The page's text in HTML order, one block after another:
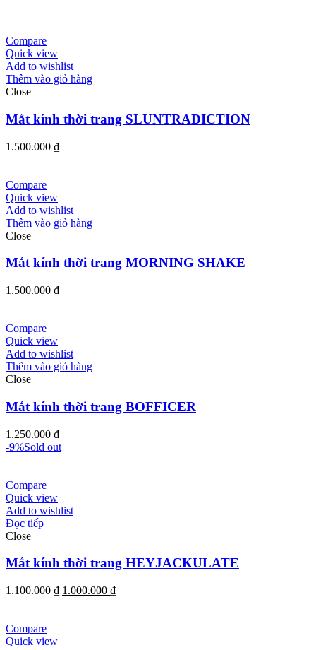
Compare
Quick view
Add to wishlist
Thêm vào giỏ hàng
Close
Mắt kính thời trang SLUNTRADICTION
1.500.000 ₫
Compare
Quick view
Add to wishlist
Thêm vào giỏ hàng
Close
Mắt kính thời trang MORNING SHAKE
1.500.000 ₫
Compare
Quick view
Add to wishlist
Thêm vào giỏ hàng
Close
Mắt kính thời trang BOFFICER
1.250.000 ₫
-9%Sold out
Compare
Quick view
Add to wishlist
Đọc tiếp
Close
Mắt kính thời trang HEYJACKULATE
1.100.000₫ Giá
1.000.000 ₫Giá
Compare
Quick view